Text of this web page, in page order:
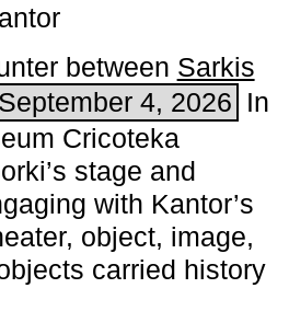
between Sarkis
4, 2026 In
Cricoteka
stage and
with Kantor’s
object, image,
carried history